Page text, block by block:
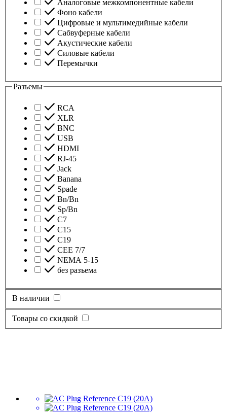
Аналоговые межкомпонентные кабели
Фоно кабели
Цифровые и мультимедийные кабели
Сабвуферные кабели
Акустические кабели
Силовые кабели
Перемычки
Разъемы
RCA
XLR
BNC
USB
HDMI
RJ-45
Jack
Banana
Spade
Bn/Bn
Sp/Bn
С7
C15
C19
CEE 7/7
NEMA 5-15
без разъема
В наличии
Товары со скидкой